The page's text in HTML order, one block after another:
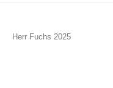
Herr Fuchs 2025